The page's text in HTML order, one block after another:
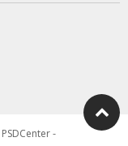
PSDCenter-